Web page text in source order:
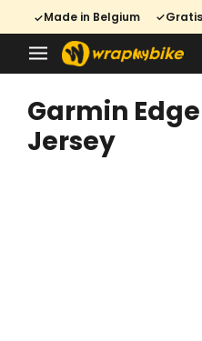
Made in Belgium
Garmin
Jersey